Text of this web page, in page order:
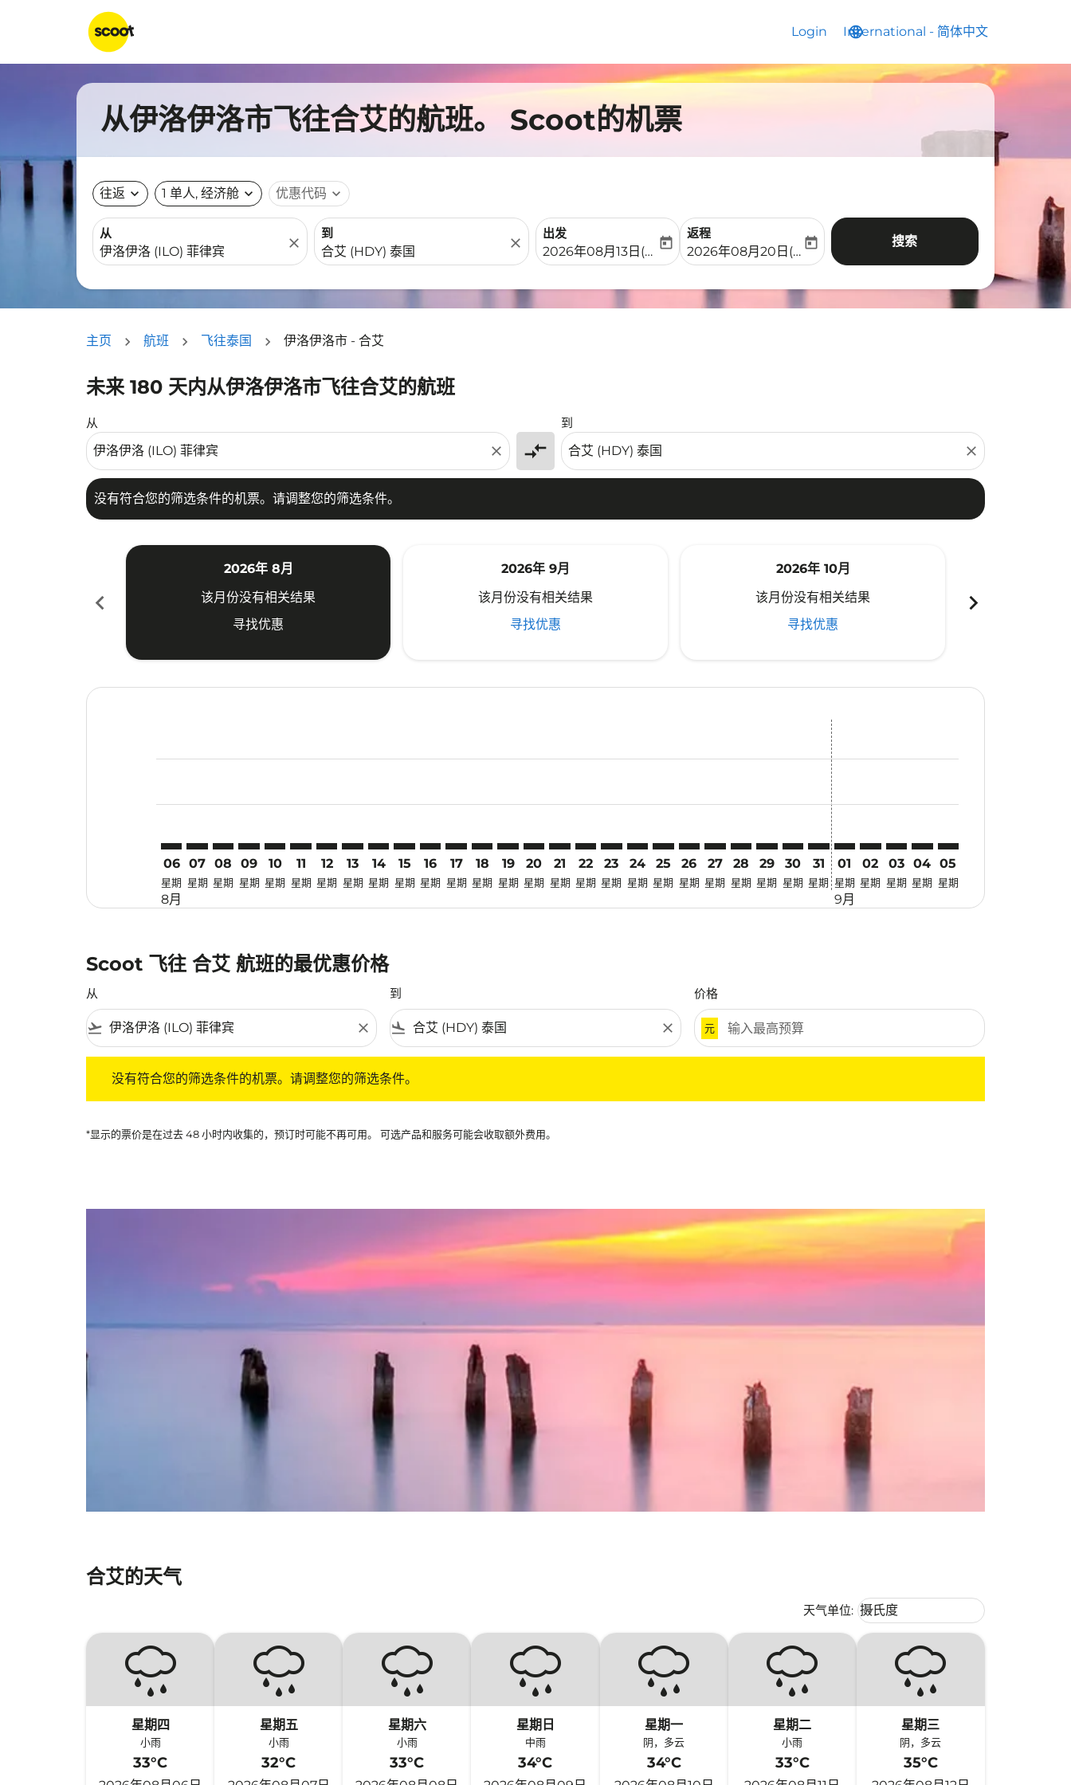
Login language
International - 简体中文
keyboard_arrow_down
从伊洛伊洛市飞往合艾的航班。 Scoot的机票
往返 expand_more 1 单人, 经济舱 expand_more 优惠代码 expand_more
从
close
到
close
出发
fc-booking-departure-date-aria-label
2026年08月13日(周四)
today
返程
fc-booking-return-date-aria-label
2026年08月20日(周四)
today 搜索
主页 航班 飞往泰国 伊洛伊洛市 - 合艾
未来 180 天内从伊洛伊洛市飞往合艾的航班
从
close compare_arrows
到
close
没有符合您的筛选条件的机票。请调整您的筛选条件。
没有符合您的筛选条件的机票。请调整您的筛选条件。
chevron_left
2026年 8月
该月份没有相关结果
寻找优惠
2026年 9月
该月份没有相关结果
寻找优惠
2026年 10月
该月份没有相关结果
寻找优惠
chevron_right
06
星期
8月
07
星期
08
星期
09
星期
10
星期
11
星期
12
星期
13
星期
14
星期
15
星期
16
星期
17
星期
18
星期
19
星期
20
星期
21
星期
ILO–HDY: cmp-view-offers-disclaimer. 寻找优惠
22
星期
ILO–HDY: cmp-view-offers-disclaimer. 寻找优惠
23
星期
ILO–HDY: cmp-view-offers-disclaimer. 寻找优惠
24
星期
ILO–HDY: cmp-view-offers-disclaimer. 寻找优惠
25
星期
ILO–HDY: cmp-view-offers-disclaimer. 寻找优惠
26
星期
ILO–HDY: cmp-view-offers-disclaimer. 寻找优惠
27
星期
ILO–HDY: cmp-view-offers-disclaimer. 寻找优惠
28
星期
ILO–HDY: cmp-view-offers-disclaimer. 寻找优惠
29
星期
ILO–HDY: cmp-view-offers-disclaimer. 寻找优惠
30
星期
ILO–HDY: cmp-view-offers-disclaimer. 寻找
31
星期
01
星期
9月
02
星期
03
星期
04
星期
05
星期
Scoot 飞往 合艾 航班的最优惠价格
从
flight_takeoff close
到
flight_land close
价格
元
没有符合您的筛选条件的机票。请调整您的筛选条件。
*显示的票价是在过去 48 小时内收集的，预订时可能不再可用。 可选产品和服务可能会收取额外费用。
合艾的天气
天气单位: Weather unit option 摄氏度
摄氏度
keyboard_arrow_down
星期四
小雨
33°C
星期五
小雨
32°C
星期六
小雨
33°C
星期日
中雨
34°C
星期一
阴，多云
34°C
星期二
小雨
33°C
星期三
阴，多云
35°C